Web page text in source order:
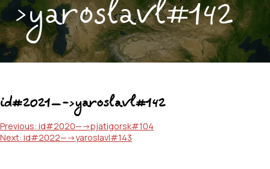
>yaroslavl#142
id#2021—->yaroslavl#142
Навигация
по
Previous: id#2020—->pjatigorsk#104
Next: id#2022—->yaroslavl#143